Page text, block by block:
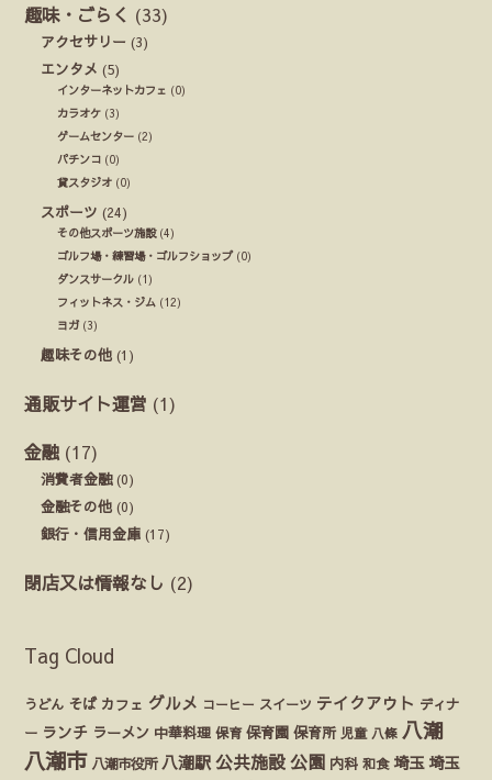
趣味・ごらく (33)
アクセサリー (3)
エンタメ (5)
インターネットカフェ (0)
カラオケ (3)
ゲームセンター (2)
パチンコ (0)
貸スタジオ (0)
スポーツ (24)
その他スポーツ施設(4)
ゴルフ場・練習場・ゴルフショップ(0)
ダンスサークル (1)
フィットネス・ジム (12)
ヨガ (3)
趣味その他 (1)
通販サイト運営 (1)
金融 (17)
消費者金融(0)
金融その他 (0)
銀行・信用金庫 (17)
閉店又は情報なし (2)
Tag Cloud
うどん そば カフェ グルメ コーヒー スイーツ テイクアウト ディナ
ー ランチ ラーメン 中華料理 保育 保育園 保育所 児童 八條 八潮
八潮市 八潮市役所 八潮駅 公共施設 公園 内科 和食 埼玉 埼玉